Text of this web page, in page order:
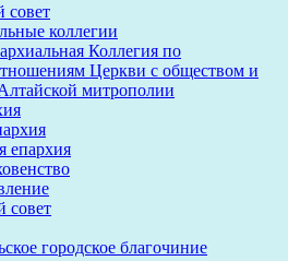
совет
коллегии
Коллегия по
Церкви с обществом и
митрополии
епархия
совет
городское благочиние